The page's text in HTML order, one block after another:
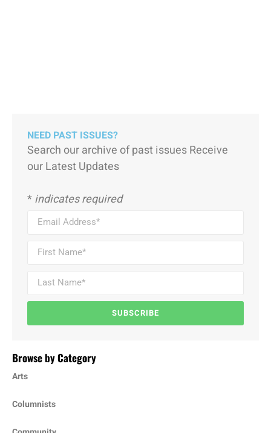
NEED PAST ISSUES?
Search our archive of past issues Receive
our Latest Updates
*indicates required
SUBSCRIBE
Browse by Category
Arts
Columnists